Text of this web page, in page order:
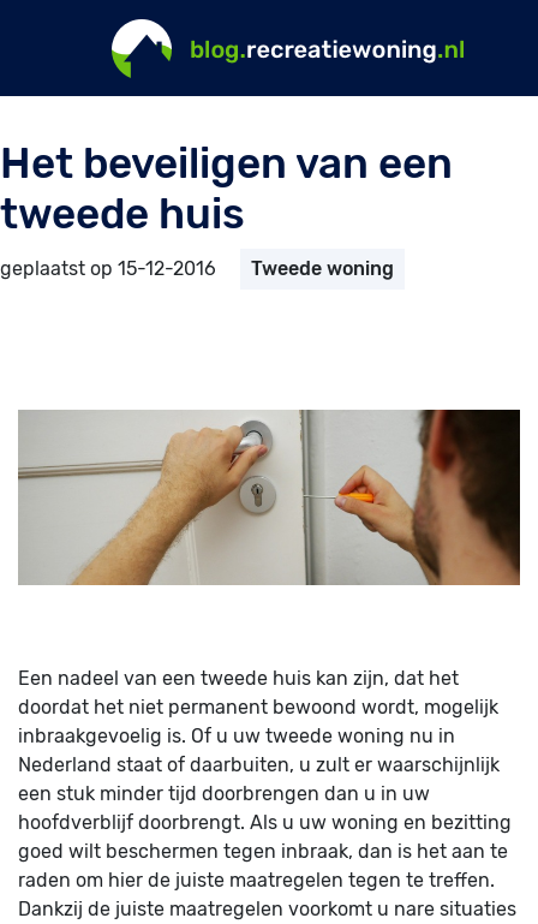
Het beveiligen van een
tweede huis
geplaatst op 15-12-2016 Tweede woning
Een nadeel van een tweede huis kan zijn, dat het
doordat het niet permanent bewoond wordt, mogelijk
inbraakgevoelig is. Of u uw tweede woning nu in
Nederland staat of daarbuiten, u zult er waarschijnlijk
een stuk minder tijd doorbrengen dan u in uw
hoofdverblijf doorbrengt. Als u uw woning en bezitting
goed wilt beschermen tegen inbraak, dan is het aan te
raden om hier de juiste maatregelen tegen te treffen.
Dankzij de juiste maatregelen voorkomt u nare situaties